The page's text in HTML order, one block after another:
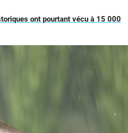
ont pourtant vécu à 15 000